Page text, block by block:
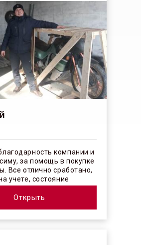
компании и
за помощь в покупке
Все отлично сработано,
учете, состояние
Открыть